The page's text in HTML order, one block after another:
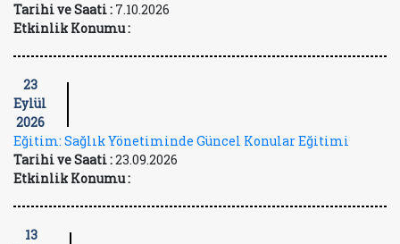
Tarihi ve Saati : 7.10.2026
Etkinlik Konumu :
23
Eylül
2026
Eğitim: Sağlık Yönetiminde Güncel Konular Eğitimi
Tarihi ve Saati :23.09.2026
Etkinlik Konumu :
13